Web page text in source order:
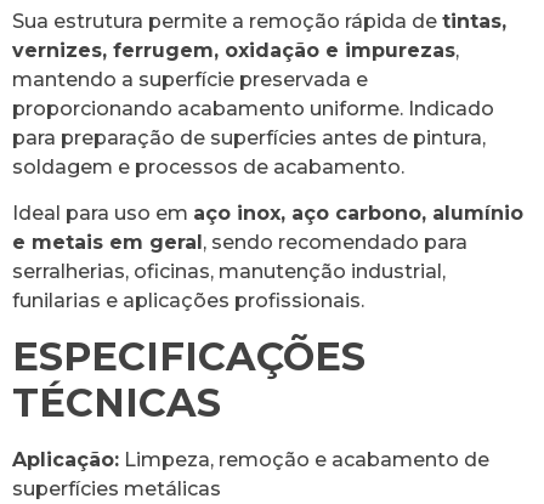
Sua estrutura permite a remoção rápida de tintas,
vernizes, ferrugem, oxidação e impurezas,
mantendo a superfície preservada e
proporcionando acabamento uniforme. Indicado
para preparação de superfícies antes de pintura,
soldagem e processos de acabamento.
Ideal para uso em aço inox, aço carbono, alumínio
e metais em geral , sendo recomendado para
serralherias, oficinas, manutenção industrial,
funilarias e aplicações profissionais.
ESPECIFICAÇÕES
TÉCNICAS
Aplicação: Limpeza, remoção e acabamento de
superfícies metálicas